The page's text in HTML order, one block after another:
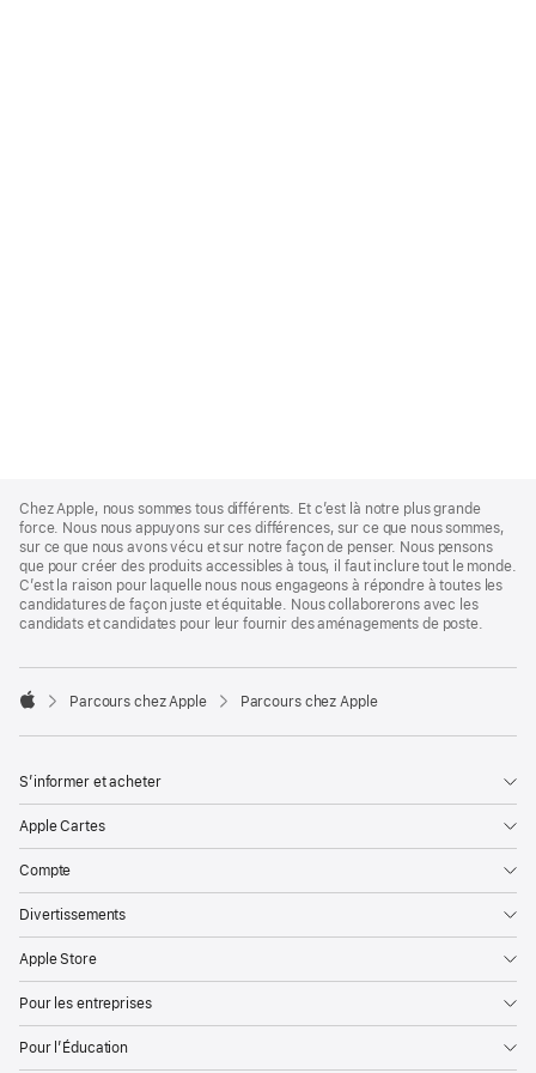
Footer
Chez Apple, nous sommes tous différents. Et c’est là notre plus grande
force. Nous nous appuyons sur ces différences, sur ce que nous sommes,
sur ce que nous avons vécu et sur notre façon de penser. Nous pensons
que pour créer des produits accessibles à tous, il faut inclure tout le monde.
C’est la raison pour laquelle nous nous engageons à répondre à toutes les
candidatures de façon juste et équitable. Nous collaborerons avec les
candidats et candidates pour leur fournir des aménagements de poste.

Parcours chez Apple Parcours chez Apple
S’informer et acheter
Apple Cartes
Compte
Divertissements
Apple Store
Pour les entreprises
Pour l’Éducation